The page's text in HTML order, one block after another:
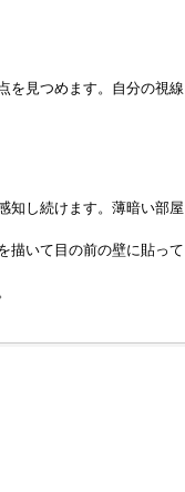
を見つめます。自分の視線
知し続けます。薄暗い部屋
描いて目の前の壁に貼って